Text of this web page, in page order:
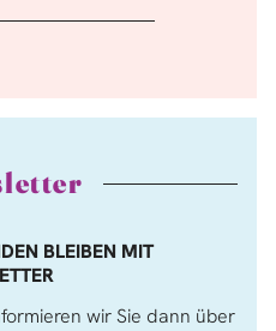
BLEIBEN MIT
wir Sie dann über